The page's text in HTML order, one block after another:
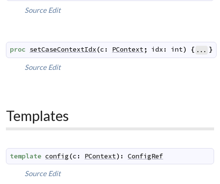
Source Edit
proc setCaseContextIdx(c : PContext; idx : int) { ... }
Source Edit
Templates
template config(c : PContext) : ConfigRef
Source Edit